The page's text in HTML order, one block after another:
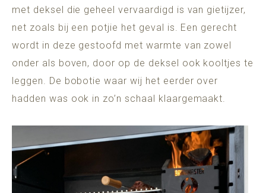
met deksel die geheel vervaardigd is van gietijzer,
net zoals bij een potjie het geval is. Een gerecht
wordt in deze gestoofd met warmte van zowel
onder als boven, door op de deksel ook kooltjes te
leggen. De bobotie waar wij het eerder over
hadden was ook in zo’n schaal klaargemaakt.